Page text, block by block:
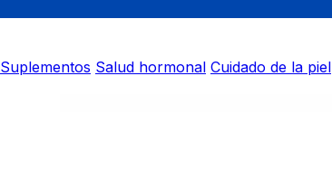
Suplementos Salud hormonal Cuidado de la piel